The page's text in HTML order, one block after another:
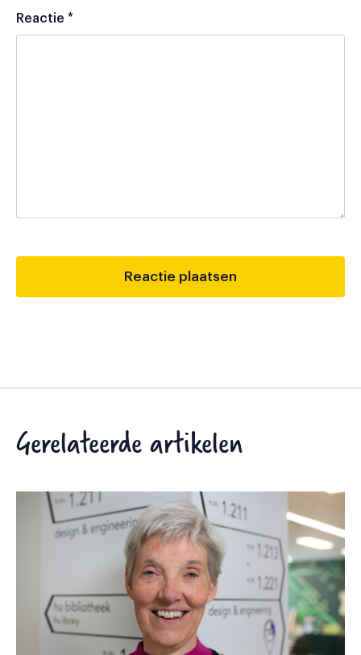
Reactie *
Gerelateerde artikelen